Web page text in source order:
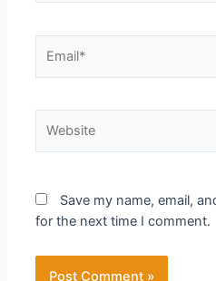
Save my name, email,
for the next time I comment.